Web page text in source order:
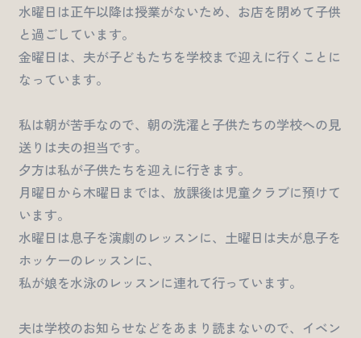
水曜日は正午以降は授業がないため、お店を閉めて子供
と過ごしています。
金曜日は、夫が子どもたちを学校まで迎えに行くことに
なっています。
私は朝が苦手なので、朝の洗濯と子供たちの学校への見
送りは夫の担当です。
夕方は私が子供たちを迎えに行きます。
月曜日から木曜日までは、放課後は児童クラブに預けて
います。
水曜日は息子を演劇のレッスンに、土曜日は夫が息子を
ホッケーのレッスンに、
私が娘を水泳のレッスンに連れて行っています。
夫は学校のお知らせなどをあまり読まないので、イベン